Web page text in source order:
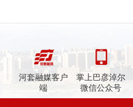
河套融媒客户
端
掌上巴彦淖尔
微信公众号